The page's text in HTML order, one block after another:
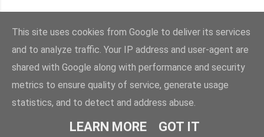
Obsługiwane przez usługę Blogger
Autor obrazów motywu:Mae Burke
© bajkowyzakatek.eu 2010 - 2024. Wszelkie prawa zastrzeżone
This site uses cookies from Google to deliver its services
and to analyze traffic. Your IP address and user-agent are
shared with Google along with performance and security
metrics to ensure quality of service, generate usage
statistics, and to detect and address abuse.
LEARN MORE GOT IT